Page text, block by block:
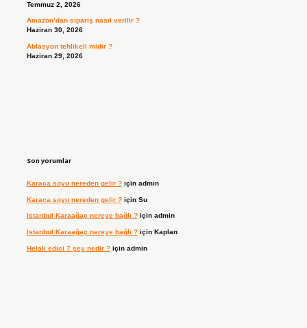
Temmuz 2, 2026
Amazon’dan sipariş nasıl verilir ?
Haziran 30, 2026
Ablasyon tehlikeli midir ?
Haziran 29, 2026
Son yorumlar
Karaca soyu nereden gelir ?için admin
Karaca soyu nereden gelir ?için Su
Istanbul Karaağaç nereye bağlı ?için admin
Istanbul Karaağaç nereye bağlı ?için Kaplan
Helak edici 7 şey nedir ?için admin